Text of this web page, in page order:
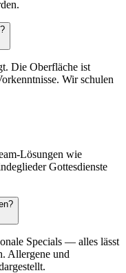
Die Oberfläche ist
Wir schulen
Lösungen wie
Gottesdienste
Specials — alles lässt
Allergene und